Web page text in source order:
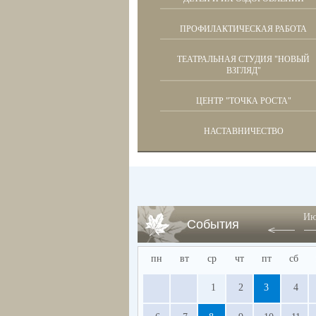
ПРОФИЛАКТИЧЕСКАЯ РАБОТА
ТЕАТРАЛЬНАЯ СТУДИЯ "НОВЫЙ
ВЗГЛЯД"
ЦЕНТР "ТОЧКА РОСТА"
НАСТАВНИЧЕСТВО
События
пн вт ср чт пт сб
1 2 3 4